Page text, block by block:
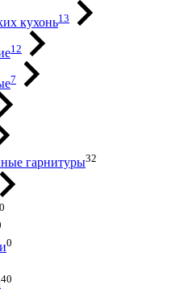
кухонь13
12
7
гарнитуры32
0
0
40